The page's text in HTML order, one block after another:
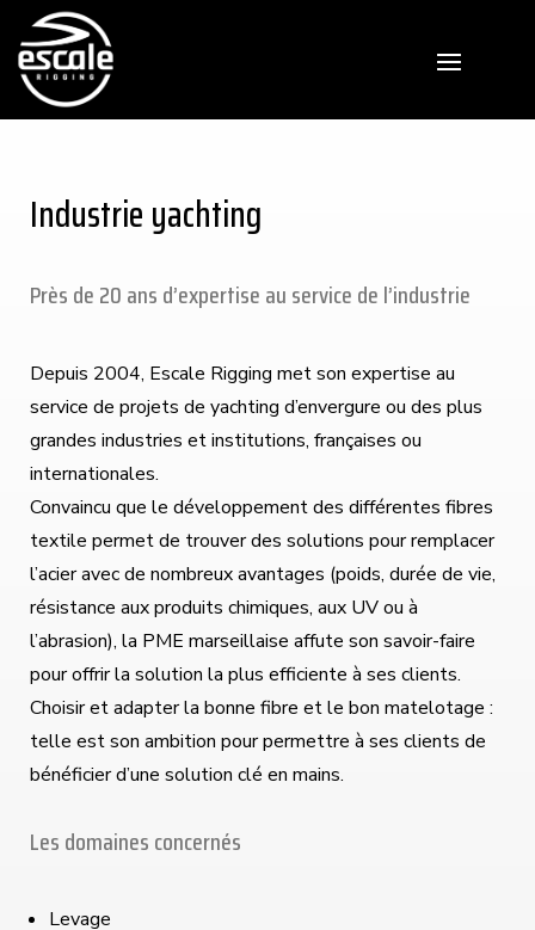
Industrie yachting
Près de 20 ans d’expertise au service de l’industrie
Depuis 2004, Escale Rigging met son expertise au
service de projets de yachting d’envergure ou des plus
grandes industries et institutions, françaises ou
internationales.
Convaincu que le développement des différentes fibres
textile permet de trouver des solutions pour remplacer
l’acier avec de nombreux avantages (poids, durée de vie,
résistance aux produits chimiques, aux UV ou à
l’abrasion), la PME marseillaise affute son savoir-faire
pour offrir la solution la plus efficiente à ses clients.
Choisir et adapter la bonne fibre et le bon matelotage :
telle est son ambition pour permettre à ses clients de
bénéficier d’une solution clé en mains.
Les domaines concernés
Levage